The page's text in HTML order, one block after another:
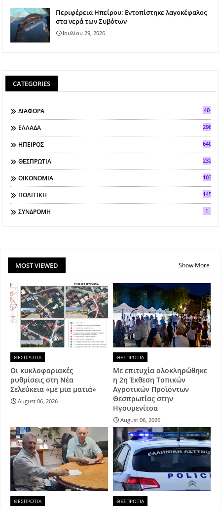
Περιφέρεια Ηπείρου: Εντοπίστηκε λαγοκέφαλος
στα νερά των Συβότων
Ιουλίου 29, 2026
CATEGORIES
ΔΙΑΦΟΡΑ 40
ΕΛΛΑΔΑ 296
ΗΠΕΙΡΟΣ 640
ΘΕΣΠΡΩΤΙΑ 2321
ΟΙΚΟΝΟΜΙΑ 103
ΠΟΛΙΤΙΚΗ 145
ΣΥΝΔΡΟΜΗ 1
MOST VIEWED Show More
ΘΕΣΠΡΩΤΙΑ
Οι κυκλοφοριακές
ρυθμίσεις στη Νέα
Σελεύκεια «με μια ματιά»
August 06, 2026
ΘΕΣΠΡΩΤΙΑ
Με επιτυχία ολοκληρώθηκε
η 2η Έκθεση Τοπικών
Αγροτικών Προϊόντων
Θεσπρωτίας στην
Ηγουμενίτσα
August 06, 2026
ΘΕΣΠΡΩΤΙΑ ΘΕΣΠΡΩΤΙΑ